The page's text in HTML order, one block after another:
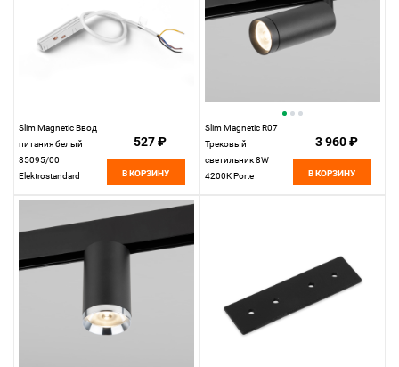
Slim Magnetic Ввод
питания белый
85095/00
Elektrostandard
527 ₽
В КОРЗИНУ
Slim Magnetic R07
Трековый
светильник 8W
4200K Porte
3 960 ₽
В КОРЗИНУ